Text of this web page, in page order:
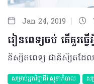
Jan 24, 2019 |
រៀនពេទ្យចប់ តើគួរធ្វើ
សម្រាប់អ្នកវិជ្ជាជីវៈសុខាភិបាល សម្